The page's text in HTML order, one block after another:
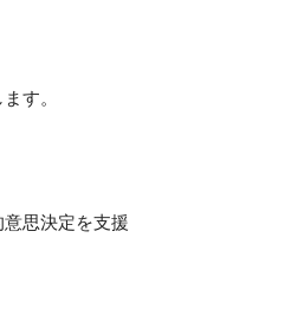
す。
思決定を支援